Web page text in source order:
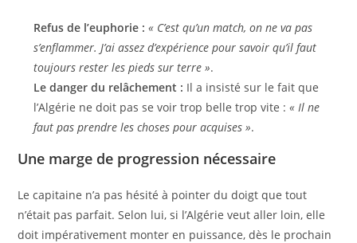
Refus de l’euphorie : « C’est qu’un match, on ne va pas
s’enflammer. J’ai assez d’expérience pour savoir qu’il faut
toujours rester les pieds sur terre ».
Le danger du relâchement : Il a insisté sur le fait que
l’Algérie ne doit pas se voir trop belle trop vite :« Il ne
faut pas prendre les choses pour acquises ».
Une marge de progression nécessaire
Le capitaine n’a pas hésité à pointer du doigt que tout
n’était pas parfait. Selon lui, si l’Algérie veut aller loin, elle
doit impérativement monter en puissance, dès le prochain